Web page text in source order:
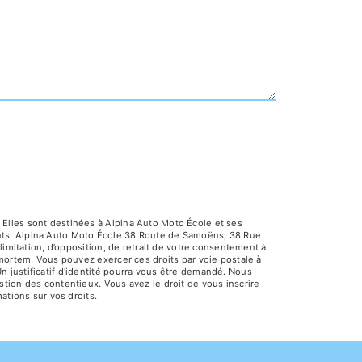
sont destinées à Alpina Auto Moto École et ses
Alpina Auto Moto École 38 Route de Samoëns, 38 Rue
d’opposition, de retrait de votre consentement à
Vous pouvez exercer ces droits par voie postale à
justificatif d'identité pourra vous être demandé. Nous
des contentieux. Vous avez le droit de vous inscrire
sur vos droits.